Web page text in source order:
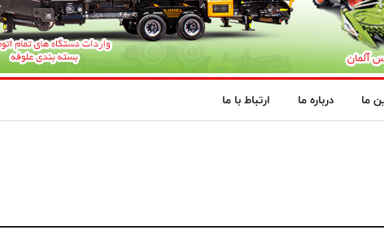
ما درباره ما ارتباط با ما